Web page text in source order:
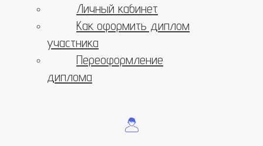
Личный кабинет
Как оформить диплом
участника
Переоформление
диплома